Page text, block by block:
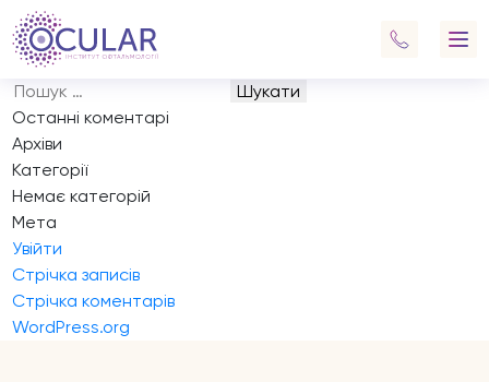
Запис на прийом
Навігація
записів
Previous:
Запис на прийом
Next: Запис на прийом
Пошук:
Останні коментарі
Архіви
Категорії
Немає категорій
Мета
Увійти
Стрічка записів
Стрічка коментарів
WordPress.org